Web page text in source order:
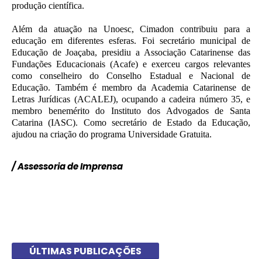
produção científica.
Além da atuação na Unoesc, Cimadon contribuiu para a
educação em diferentes esferas. Foi secretário municipal de
Educação de Joaçaba, presidiu a Associação Catarinense das
Fundações Educacionais (Acafe) e exerceu cargos relevantes
como conselheiro do Conselho Estadual e Nacional de
Educação. Também é membro da Academia Catarinense de
Letras Jurídicas (ACALEJ), ocupando a cadeira número 35, e
membro benemérito do Instituto dos Advogados de Santa
Catarina (IASC). Como secretário de Estado da Educação,
ajudou na criação do programa Universidade Gratuita.
/ Assessoria de Imprensa
ÚLTIMAS PUBLICAÇÕES